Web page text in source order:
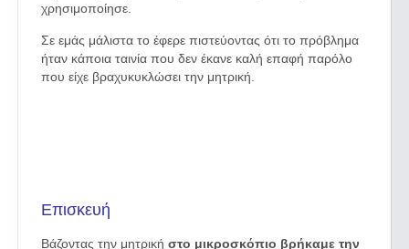
χρησιμοποίησε.
Σε εμάς μάλιστα το έφερε πιστεύοντας ότι το πρόβλημα
ήταν κάποια ταινία που δεν έκανε καλή επαφή παρόλο
που είχε βραχυκυκλώσει την μητρική.
Επισκευή
Βάζοντας την μητρική στο μικροσκόπιο βρήκαμε την